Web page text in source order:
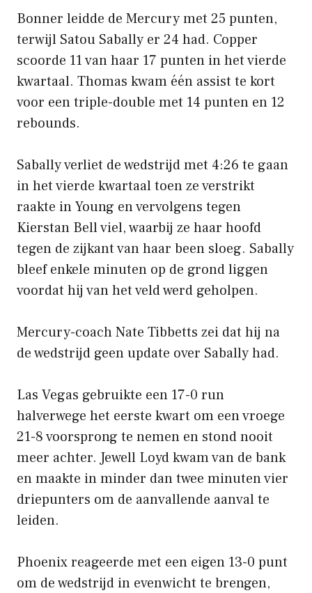
Bonner leidde de Mercury met 25 punten,
terwijl Satou Sabally er 24 had. Copper
scoorde 11 van haar 17 punten in het vierde
kwartaal. Thomas kwam één assist te kort
voor een triple-double met 14 punten en 12
rebounds.
Sabally verliet de wedstrijd met 4:26 te gaan
in het vierde kwartaal toen ze verstrikt
raakte in Young en vervolgens tegen
Kierstan Bell viel, waarbij ze haar hoofd
tegen de zijkant van haar been sloeg. Sabally
bleef enkele minuten op de grond liggen
voordat hij van het veld werd geholpen.
Mercury-coach Nate Tibbetts zei dat hij na
de wedstrijd geen update over Sabally had.
Las Vegas gebruikte een 17-0 run
halverwege het eerste kwart om een ​​vroege
21-8 voorsprong te nemen en stond nooit
meer achter. Jewell Loyd kwam van de bank
en maakte in minder dan twee minuten vier
driepunters om de aanvallende aanval te
leiden.
Phoenix reageerde met een eigen 13-0 punt
om de wedstrijd in evenwicht te brengen,